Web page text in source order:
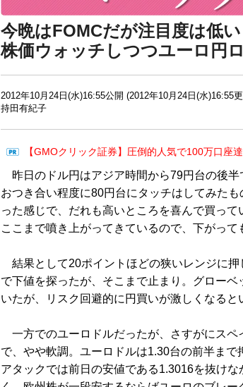
今晩はFOMCだが注目度は低い
株価ウォッチしつつユーロ円
2012年10月24日(水)16:55公開 (2012年10月24日(水)16:55
持田有紀子
【GMOクリック証券】圧倒的人気で100万口座
昨日のドル円はアジア時間から79円台の後
おつき合い程度に80円台にタッチはしてみた
った感じで、だれも高いところを喜んで買っ
ここまで噴き上がってきているので、下がって
結果として20ポイントほどの狭いレンジに押
で下値を探ったが、そこまで止まり。グロー
いたが、リスク回避的に円買いが激しくなると
一方でのユーロドルだったが、さすがにスペ
で、やや軟調。ユーロドルは1.30台の前半ま
アタックでは前日の安値である1.3016を抜け